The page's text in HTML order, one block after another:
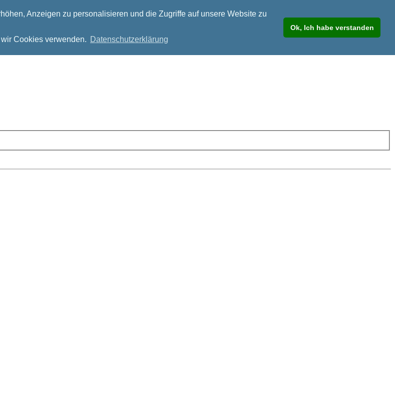
Anzeigen zu personalisieren und die Zugriffe auf unsere Website zu
Cookies verwenden. Datenschutzerklärung
Ok, Ich habe verstanden